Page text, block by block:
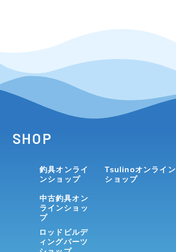
SHOP
釣具オンライ
ンショップ
中古釣具オン
ラインショッ
プ
ロッドビルデ
ィングパーツ
Tsulinoオンライン
ショップ